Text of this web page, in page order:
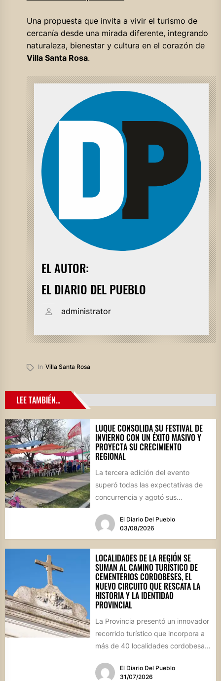
Una propuesta que invita a vivir el turismo de
cercanía desde una mirada diferente, integrando
naturaleza, bienestar y cultura en el corazón de
Villa Santa Rosa.
EL AUTOR:
EL DIARIO DEL PUEBLO
administrator
In Villa Santa Rosa
LEE TAMBIÉN...
LUQUE CONSOLIDA SU FESTIVAL DE
INVIERNO CON UN ÉXITO MASIVO Y
PROYECTA SU CRECIMIENTO
REGIONAL
La tercera edición del evento
superó todas las expectativas de
concurrencia y agotó sus
marco, el...El Diario Del Pueblo
03/08/2026
LOCALIDADES DE LA REGIÓN SE
SUMAN AL CAMINO TURÍSTICO DE
CEMENTERIOS CORDOBESES, EL
NUEVO CIRCUITO QUE RESCATA LA
HISTORIA Y LA IDENTIDAD
PROVINCIAL
La Provincia presentó un innovador
recorrido turístico que incorpora a
más de 40 localidades cordobesas
patrimonial....El Diario Del Pueblo
31/07/2026